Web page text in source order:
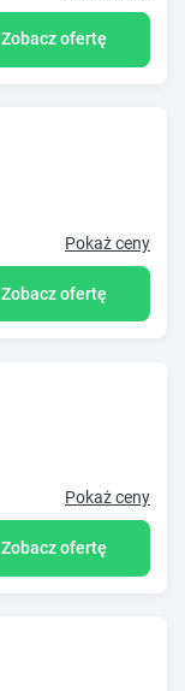
Zobacz ofertę
Pokaż ceny
Zobacz ofertę
Pokaż ceny
Zobacz ofertę